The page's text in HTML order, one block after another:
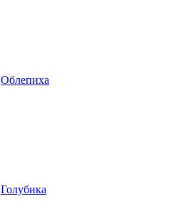
Облепиха
Голубика